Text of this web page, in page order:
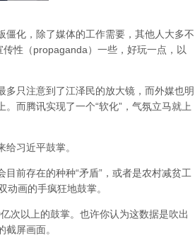
化，除了媒体的工作需要，其他人大多不
性（propaganda）一些，好玩一点，以
只注意到了江泽民的放大镜，而外媒也明
。而腾讯实现了一个“软化”，气氛立马就上
习近平鼓掌。
前存在的种种“矛盾”，或者是农村减贫工
画的手疯狂地鼓掌。
次以上的鼓掌。也许你认为这数据是吹出
屏画面。